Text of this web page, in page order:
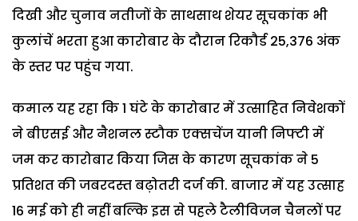
दिखी और चुनाव नतीजों के साथसाथ शेयर सूचकांक भी
कुलांचें भरता हुआ कारोबार के दौरान रिकौर्ड 25,376 अंक
के स्तर पर पहुंच गया.
कमाल यह रहा कि 1 घंटे के कारोबार में उत्साहित निवेशकों
ने बीएसई और नैशनल स्टौक एक्सचेंज यानी निफ्टी में
जम कर कारोबार किया जिस के कारण सूचकांक ने 5
प्रतिशत की जबरदस्त बढ़ोतरी दर्ज की. बाजार में यह उत्साह
16 मई को ही नहीं बल्कि इस से पहले टैलीविजन चैनलों पर